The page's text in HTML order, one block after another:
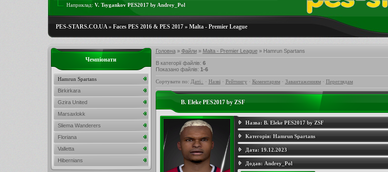
Наприклад: V. Tsygankov PES2017 by Andrey_Pol
PES-STARS.CO.UA» Faces PES 2016 & PES 2017» Malta - Premier League
Головна» Файли» Malta - Premier League» Hamrun Spartans
В категорії файлів: 6
Показано файлів: 1-6
Сортувати по: Даті · Назві · Рейтингу · Коментарям· Завантаженням· Переглядам
B. Eleke PES2017 by ZSF
Назва: B. Eleke PES2017 by ZSF
Категорія: Hamrun Spartans
Дата: 19.12.2023
Додав: Andrey_Pol
Чемпіонати
Hamrun Spartans
Birkirkara
Gzira United
Marsaxlokk
Sliema Wanderers
Floriana
Valletta
Hibernians